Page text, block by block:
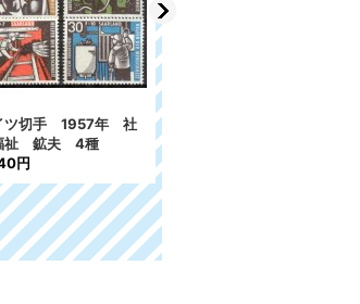
ツ切手 1957年 社
祉 鉱夫 4種
円